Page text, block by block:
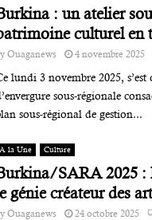
: un atelier
culturel en
Ouaganews 4 novembre 2025
lundi 3 novembre 2025,
sous-régionale
sous-régional de gestion...
A la Une Culture
SARA 2025 :
génie créateur des
Ouaganews 24 octobre 2025